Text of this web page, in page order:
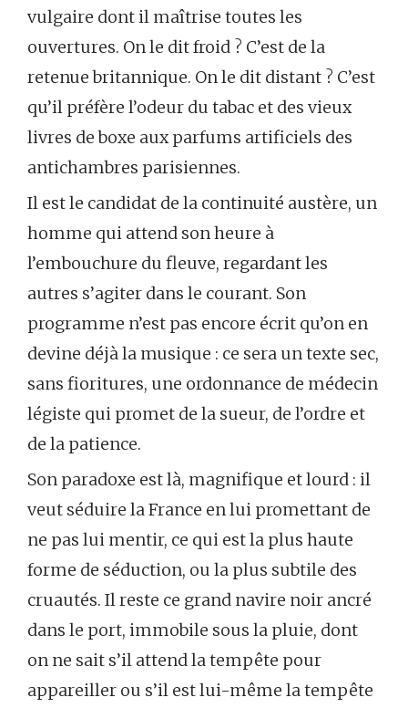
vulgaire dont il maîtrise toutes les
ouvertures. On le dit froid ? C’est de la
retenue britannique. On le dit distant ? C’est
qu’il préfère l’odeur du tabac et des vieux
livres de boxe aux parfums artificiels des
antichambres parisiennes.
Il est le candidat de la continuité austère, un
homme qui attend son heure à
l’embouchure du fleuve, regardant les
autres s’agiter dans le courant. Son
programme n’est pas encore écrit qu’on en
devine déjà la musique : ce sera un texte sec,
sans fioritures, une ordonnance de médecin
légiste qui promet de la sueur, de l’ordre et
de la patience.
Son paradoxe est là, magnifique et lourd : il
veut séduire la France en lui promettant de
ne pas lui mentir, ce qui est la plus haute
forme de séduction, ou la plus subtile des
cruautés. Il reste ce grand navire noir ancré
dans le port, immobile sous la pluie, dont
on ne sait s’il attend la tempête pour
appareiller ou s’il est lui-même la tempête